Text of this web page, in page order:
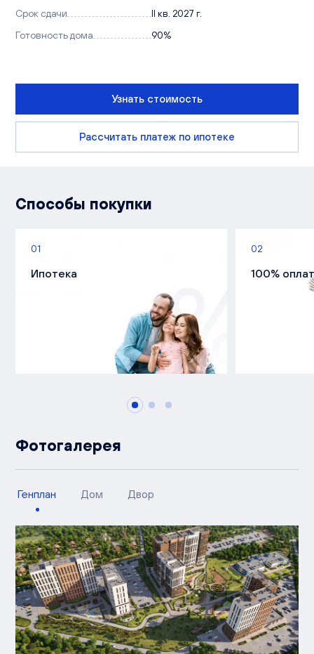
Срок сдачи
II кв. 2027 г.
Готовность дома
90%
Узнать стоимость
Рассчитать платеж по ипотеке
Способы покупки
01
Ипотека
02
100%
Фотогалерея
Генплан Дом Двор